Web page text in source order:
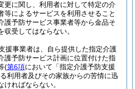
更に関し、利用者に対して特定の介
等によるサービスを利用させること
護予防サービス事業者等から金品そ
受してはならない。
援事業者は、自ら提供した指定介護
護予防サービス計画に位置付けた指
(第6項において「指定介護予防支援
利用者及びその家族からの苦情に迅
ればならない。